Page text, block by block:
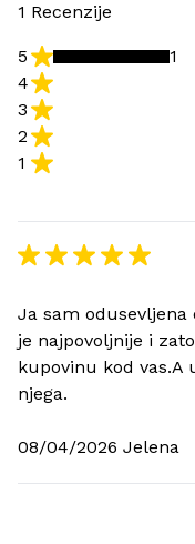
1 Recenzije
1
2
3
4
5 1
Ja sam odusevljena
je najpovoljnije i
kupovinu kod
njega.
08/04/2026 Jelena